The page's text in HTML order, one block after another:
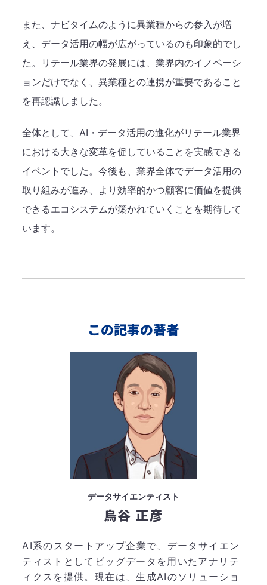
また、ナビタイムのように異業種からの参入が増
え、データ活用の幅が広がっているのも印象的でし
た。リテール業界の発展には、業界内のイノベーシ
ョンだけでなく、異業種との連携が重要であること
を再認識しました。
全体として、AI・データ活用の進化がリテール業界
における大きな変革を促していることを実感できる
イベントでした。今後も、業界全体でデータ活用の
取り組みが進み、より効率的かつ顧客に価値を提供
できるエコシステムが築かれていくことを期待して
います。
この記事の著者
データサイエンティスト
烏谷 正彦
AI系のスタートアップ企業で、データサイエン
ティストとしてビッグデータを用いたアナリテ
ィクスを提供。現在は、生成AIのソリューショ